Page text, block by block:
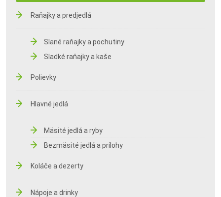
Raňajky a predjedlá
Slané raňajky a pochutiny
Sladké raňajky a kaše
Polievky
Hlavné jedlá
Mäsité jedlá a ryby
Bezmäsité jedlá a prílohy
Koláče a dezerty
Nápoje a drinky